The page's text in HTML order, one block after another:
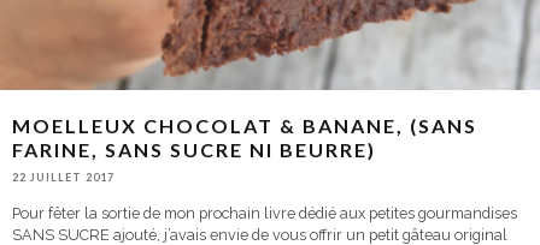
MOELLEUX CHOCOLAT & BANANE, (SANS
FARINE, SANS SUCRE NI BEURRE)
22 JUILLET 2017
Pour fêter la sortie de mon prochain livre dédié aux petites gourmandises
SANS SUCRE ajouté, j’avais envie de vous offrir un petit gâteau original